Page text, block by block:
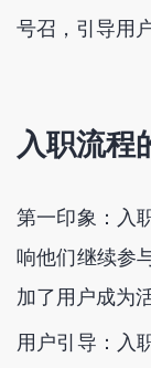
号召，引导用
入职流程
第一印象：入
响他们继续参
加了用户成为
用户引导：入